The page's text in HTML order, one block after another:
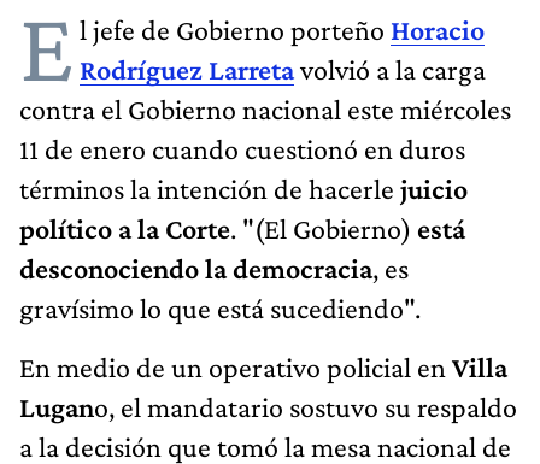
E l jefe de Gobierno porteño Horacio
Rodríguez Larretavolvió a la carga
contra el Gobierno nacional este miércoles
11 de enero cuando cuestionó en duros
términos la intención de hacerle juicio
político a la Corte. "(El Gobierno) está
desconociendo la democracia, es
gravísimo lo que está sucediendo".
En medio de un operativo policial en Villa
Lugano, el mandatario sostuvo su respaldo
a la decisión que tomó la mesa nacional de